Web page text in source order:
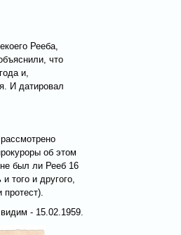
Рееба,
что
и,
И датировал
об этом
был ли Рееб 16
того и другого,
протест).
- 15.02.1959.